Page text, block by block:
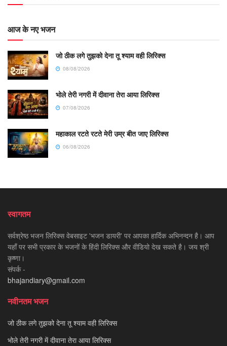
आज के नए भजन
जो ठीक लगे तुझको देना तू श्याम वही लिरिक्स
08/08/2026
भोले तेरी नगरी में दीवाना तेरा आया लिरिक्स
07/08/2026
महाकाल रटते रटते मेरी उम्र बीत जाए लिरिक्स
06/08/2026
स्वागतम
सर्वश्रेष्ठ भजन लिरिक्स वेबसाइट 'भजन डायरी' पर आपका हार्दिक अभिनन्दन है। आप
यहाँ पर सभी प्रकार के भजनों के हिंदी लिरिक्स और वीडियो देख सकते है। जय श्री
कृष्णा।
संपर्क -
bhajandiary@gmail.com
नवीनतम भजन
जो ठीक लगे तुझको देना तू श्याम वही लिरिक्स
भोले तेरी नगरी में दीवाना तेरा आया लिरिक्स